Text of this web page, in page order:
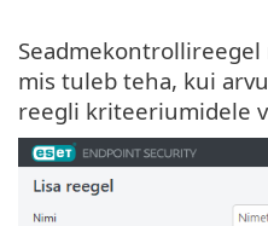
mis tuleb teha, kui
reegli kriteeriumidele